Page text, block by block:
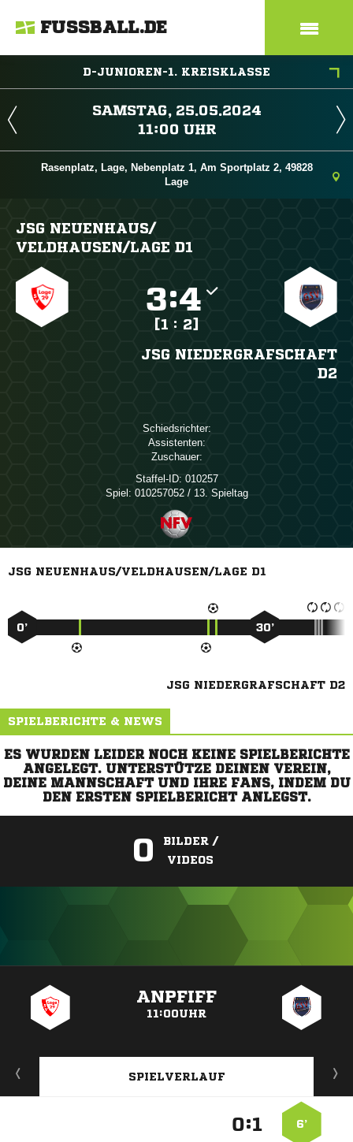
FUSSBALL.DE
D-JUNIOREN-1. KREISKLASSE
 
 
Rasenplatz, Lage, Nebenplatz 1, Am Sportplatz 2, 49828
Lage
JSG NEUENHAUS/​
VELDHAUSEN/​LAGE D1
:
[1 : 2]
JSG NIEDERGRAFSCHAFT
D2
Schiedsrichter:
Assistenten:
Zuschauer:
Staffel-ID: 010257
Spiel: 010257052 / 13. Spieltag
JSG NEUENHAUS/VELDHAUSEN/LAGE D1
0’ 30’
JSG NIEDERGRAFSCHAFT D2
SPIELBERICHTE & NEWS
ES WURDEN LEIDER NOCH KEINE SPIELBERICHTE
ANGELEGT. UNTERSTÜTZE DEINEN VEREIN,
DEINE MANNSCHAFT UND IHRE FANS, INDEM DU
DEN ERSTEN SPIELBERICHT ANLEGST.
0
BILDER /
VIDEOS
ANPFIFF
11:00UHR
SPIELVERLAUF
6’
: